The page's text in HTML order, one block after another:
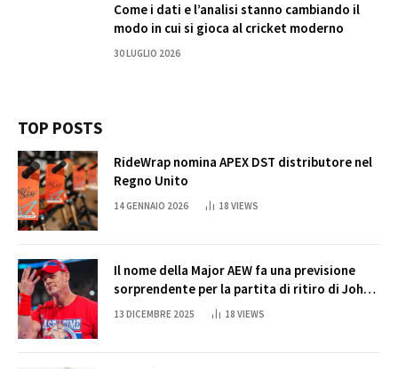
Come i dati e l’analisi stanno cambiando il
modo in cui si gioca al cricket moderno
30 LUGLIO 2026
TOP POSTS
RideWrap nomina APEX DST distributore nel
Regno Unito
14 GENNAIO 2026 18 VIEWS
Il nome della Major AEW fa una previsione
sorprendente per la partita di ritiro di John
Cena
13 DICEMBRE 2025 18 VIEWS